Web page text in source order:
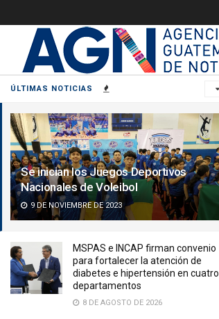
ÚLTIMAS NOTICIAS
Se inician los Juegos Deportivos
Nacionales de Voleibol
9 DE NOVIEMBRE DE 2023
MSPAS e INCAP firman convenio
para fortalecer la atención de
diabetes e hipertensión en cuatro
departamentos
8 DE AGOSTO DE 2026